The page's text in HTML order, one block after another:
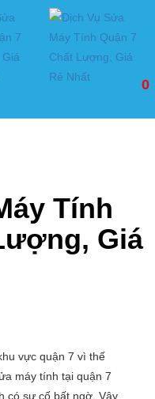
0
Tính
Giá
vực quận 7 vì thế
máy tính tại quận 7
có sự cố bất ngờ. Vậy